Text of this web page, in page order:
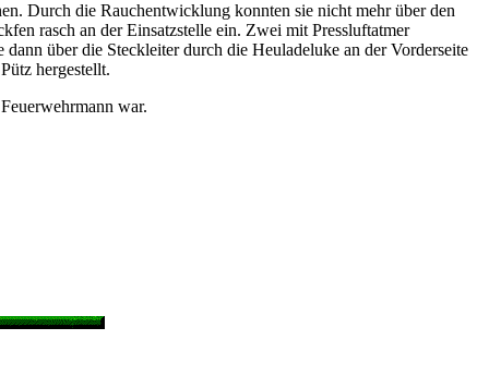
Durch die Rauchentwicklung konnten sie nicht mehr über den
rasch an der Einsatzstelle ein. Zwei mit Pressluftatmer
über die Steckleiter durch die Heuladeluke an der Vorderseite
hergestellt.
war.